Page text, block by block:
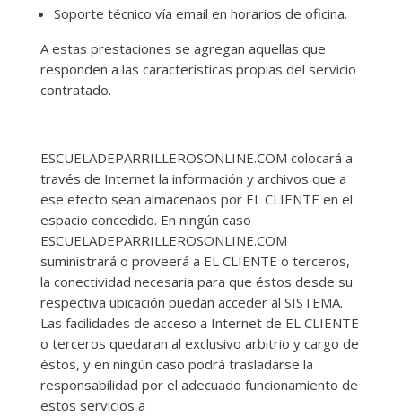
Soporte técnico vía email en horarios de oficina.
A estas prestaciones se agregan aquellas que
responden a las características propias del servicio
contratado.
ESCUELADEPARRILLEROSONLINE.COM colocará a
través de Internet la información y archivos que a
ese efecto sean almacenaos por EL CLIENTE en el
espacio concedido. En ningún caso
ESCUELADEPARRILLEROSONLINE.COM
suministrará o proveerá a EL CLIENTE o terceros,
la conectividad necesaria para que éstos desde su
respectiva ubicación puedan acceder al SISTEMA.
Las facilidades de acceso a Internet de EL CLIENTE
o terceros quedaran al exclusivo arbitrio y cargo de
éstos, y en ningún caso podrá trasladarse la
responsabilidad por el adecuado funcionamiento de
estos servicios a